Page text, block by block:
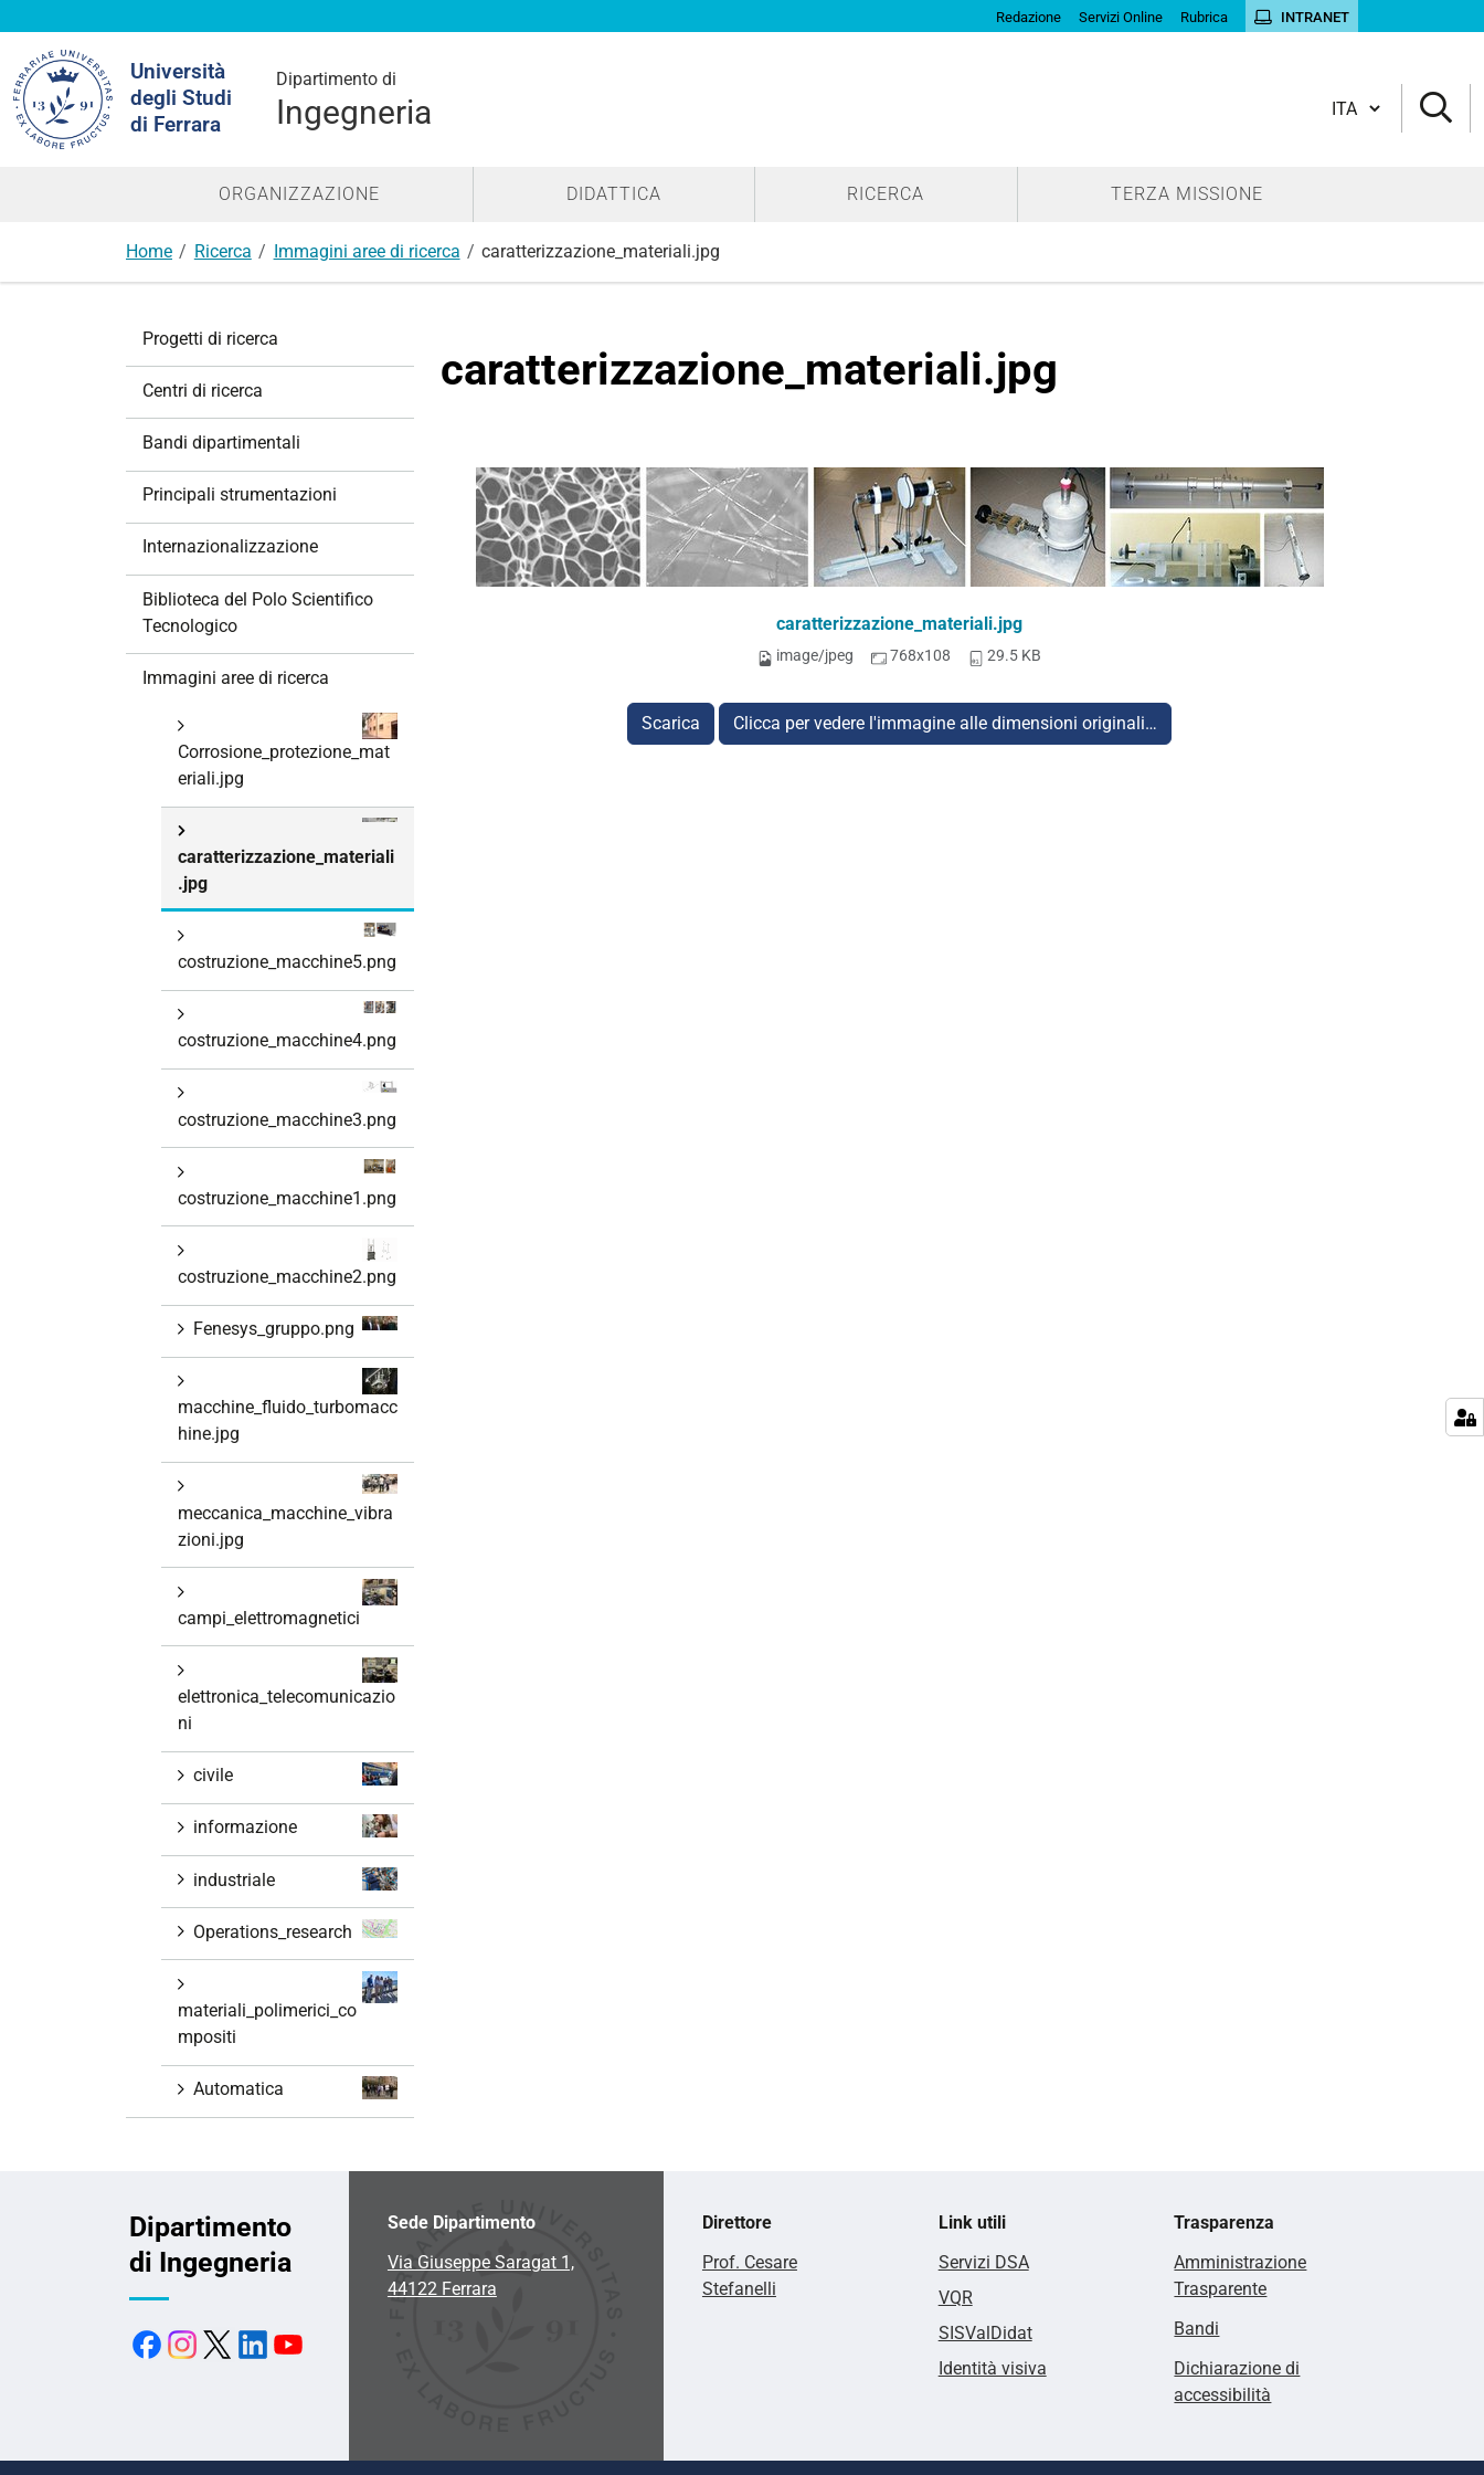
Redazione Servizi Online Rubrica INTRANET
Università
degli Studi
di Ferrara
Dipartimento di
Ingegneria
nel
sito
Cambia lingua
ORGANIZZAZIONE DIDATTICA RICERCA TERZA MISSIONE
Home Ricerca Immagini aree di ricerca caratterizzazione_materiali.jpg
caratterizzazione_materiali.jpg
caratterizzazione_materiali.jpg
image/jpeg 768x108 29.5 KB
Scarica Clicca per vedere l'immagine alle dimensioni originali…
Progetti di ricerca
Centri di ricerca
Bandi dipartimentali
Principali strumentazioni
Internazionalizzazione
Biblioteca del Polo Scientifico
Tecnologico
Immagini aree di ricerca
Corrosione_protezione_mat
eriali.jpg
caratterizzazione_materiali
.jpg
costruzione_macchine5.png
costruzione_macchine4.png
costruzione_macchine3.png
costruzione_macchine1.png
costruzione_macchine2.png
Fenesys_gruppo.png
macchine_fluido_turbomacc
hine.jpg
meccanica_macchine_vibra
zioni.jpg
campi_elettromagnetici
elettronica_telecomunicazio
ni
civile
informazione
industriale
Operations_research
materiali_polimerici_co
mpositi
Automatica
Dipartimento
di Ingegneria
Sede Dipartimento
Via Giuseppe Saragat 1,
44122 Ferrara
Direttore
Prof. Cesare
Stefanelli
Link utili
Servizi DSA
VQR
SISValDidat
Identità visiva
Trasparenza
Amministrazione
Trasparente
Bandi
Dichiarazione di
accessibilità